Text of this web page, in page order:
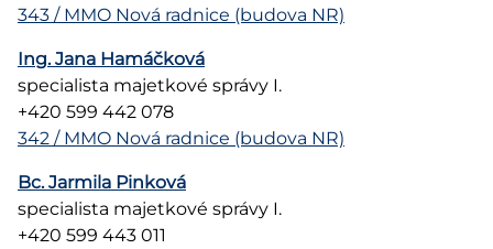
343 / MMO Nová radnice (budova NR)
Ing. Jana Hamáčková
specialista majetkové správy I.
+420 599 442 078
342 / MMO Nová radnice (budova NR)
Bc. Jarmila Pinková
specialista majetkové správy I.
+420 599 443 011